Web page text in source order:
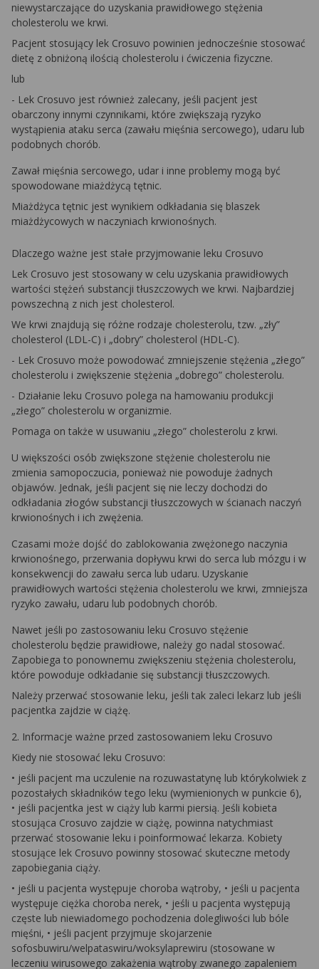
niewystarczające do uzyskania prawidłowego stężenia
cholesterolu we krwi.
Pacjent stosujący lek Crosuvo powinien jednocześnie stosować
dietę z obniżoną ilością cholesterolu i ćwiczenia fizyczne.
lub
- Lek Crosuvo jest również zalecany, jeśli pacjent jest
obarczony innymi czynnikami, które zwiększają ryzyko
wystąpienia ataku serca (zawału mięśnia sercowego), udaru lub
podobnych chorób.
Zawał mięśnia sercowego, udar i inne problemy mogą być
spowodowane miażdżycą tętnic.
Miażdżyca tętnic jest wynikiem odkładania się blaszek
miażdżycowych w naczyniach krwionośnych.
Dlaczego ważne jest stałe przyjmowanie leku Crosuvo
Lek Crosuvo jest stosowany w celu uzyskania prawidłowych
wartości stężeń substancji tłuszczowych we krwi. Najbardziej
powszechną z nich jest cholesterol.
We krwi znajdują się różne rodzaje cholesterolu, tzw. „zły”
cholesterol (LDL-C) i „dobry” cholesterol (HDL-C).
- Lek Crosuvo może powodować zmniejszenie stężenia „złego”
cholesterolu i zwiększenie stężenia „dobrego” cholesterolu.
- Działanie leku Crosuvo polega na hamowaniu produkcji
„złego” cholesterolu w organizmie.
Pomaga on także w usuwaniu „złego” cholesterolu z krwi.
U większości osób zwiększone stężenie cholesterolu nie
zmienia samopoczucia, ponieważ nie powoduje żadnych
objawów. Jednak, jeśli pacjent się nie leczy dochodzi do
odkładania złogów substancji tłuszczowych w ścianach naczyń
krwionośnych i ich zwężenia.
Czasami może dojść do zablokowania zwężonego naczynia
krwionośnego, przerwania dopływu krwi do serca lub mózgu i w
konsekwencji do zawału serca lub udaru. Uzyskanie
prawidłowych wartości stężenia cholesterolu we krwi, zmniejsza
ryzyko zawału, udaru lub podobnych chorób.
Nawet jeśli po zastosowaniu leku Crosuvo stężenie
cholesterolu będzie prawidłowe, należy go nadal stosować.
Zapobiega to ponownemu zwiększeniu stężenia cholesterolu,
które powoduje odkładanie się substancji tłuszczowych.
Należy przerwać stosowanie leku, jeśli tak zaleci lekarz lub jeśli
pacjentka zajdzie w ciążę.
2. Informacje ważne przed zastosowaniem leku Crosuvo
Kiedy nie stosować leku Crosuvo:
• jeśli pacjent ma uczulenie na rozuwastatynę lub którykolwiek z
pozostałych składników tego leku (wymienionych w punkcie 6),
• jeśli pacjentka jest w ciąży lub karmi piersią. Jeśli kobieta
stosująca Crosuvo zajdzie w ciążę, powinna natychmiast
przerwać stosowanie leku i poinformować lekarza. Kobiety
stosujące lek Crosuvo powinny stosować skuteczne metody
zapobiegania ciąży.
• jeśli u pacjenta występuje choroba wątroby, • jeśli u pacjenta
występuje ciężka choroba nerek, • jeśli u pacjenta występują
częste lub niewiadomego pochodzenia dolegliwości lub bóle
mięśni, • jeśli pacjent przyjmuje skojarzenie
sofosbuwiru/welpataswiru/woksylaprewiru (stosowane w
leczeniu wirusowego zakażenia wątroby zwanego zapaleniem